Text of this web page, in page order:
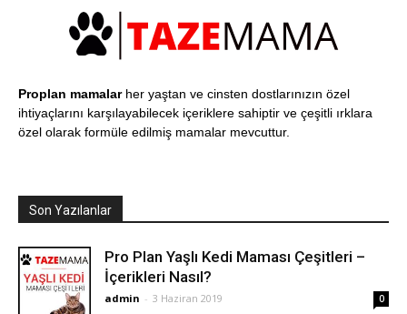
Proplan mamalarher yaştan ve cinsten dostlarınızın özel
ihtiyaçlarını karşılayabilecek içeriklere sahiptir ve çeşitli ırklara
özel olarak formüle edilmiş mamalar mevcuttur.
Son Yazılanlar
Pro Plan Yaşlı Kedi Maması Çeşitleri –
İçerikleri Nasıl?
admin - 3 Haziran 2019 0